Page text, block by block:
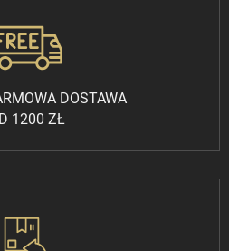
DOSTAWA
1200 ZŁ